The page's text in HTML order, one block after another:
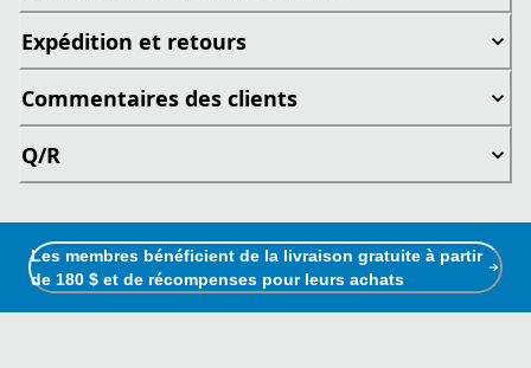
Expédition et retours
Commentaires des clients
Q/R
Les membres bénéficient de la livraison gratuite à partir
de 180 $ et de récompenses pour leurs achats